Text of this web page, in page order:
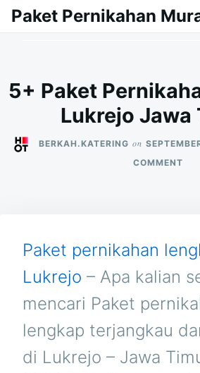
SkipSearch
Paket Pernikahan
5+ Paket
Lukrejo Jawa
BERKAH.KATERING on
COMMENTON
Paket pernikahan
Lukrejo – Apa kalian
mencari Paket
lengkap terjangkau
di Lukrejo – Jawa